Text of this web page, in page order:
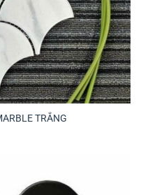
TRẮNG